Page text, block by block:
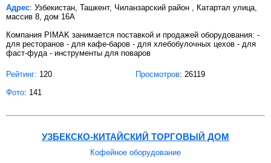
Адрес: Узбекистан, Ташкент, Чиланзарский район , Катартал улица,
массив 8, дом 16А
Компания PIMAK занимается поставкой и продажей оборудования: -
для ресторанов - для кафе-баров - для хлебобулочных цехов - для
фаст-фуда - инструменты для поваров
Рейтинг: 120 Просмотров: 26119
Фото: 141
УЗБЕКСКО-КИТАЙСКИЙ ТОРГОВЫЙ ДОМ
Кофейное оборудование